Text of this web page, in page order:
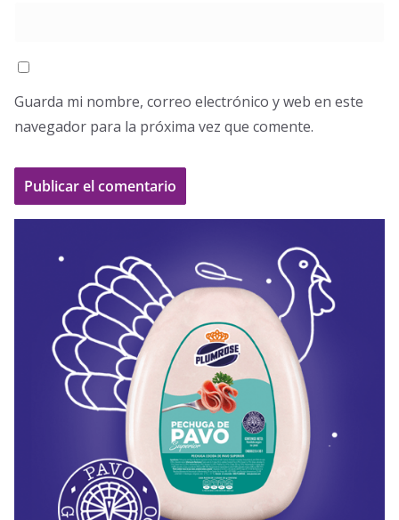
Guarda mi nombre, correo electrónico y web en este
navegador para la próxima vez que comente.